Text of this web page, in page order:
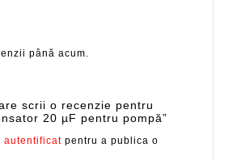
până acum.
scrii o recenzie pentru
20 µF pentru pompă”
autentificat pentru a publica o